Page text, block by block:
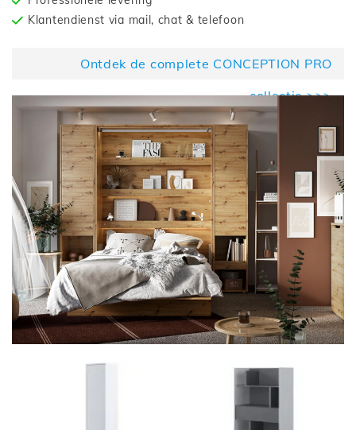
Klantendienst via mail, chat & telefoon
Ontdek de complete CONCEPTION PRO
collectie >>>